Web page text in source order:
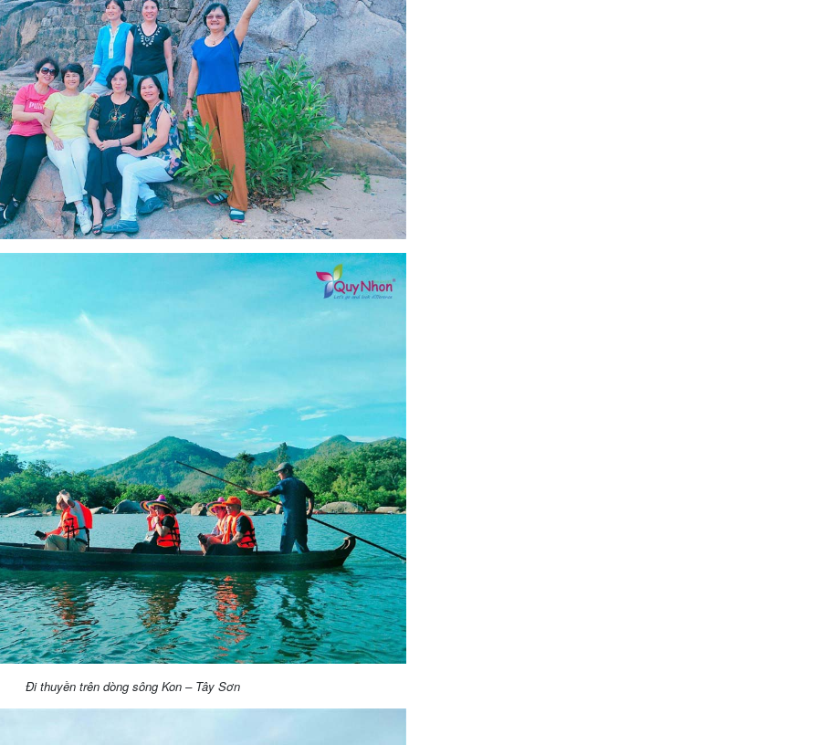
Đi thuyền trên dòng sông Kon – Tây Sơn